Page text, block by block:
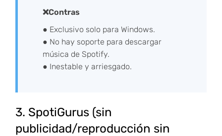
❌Contras
● Exclusivo solo para Windows.
● No hay soporte para descargar
música de Spotify.
● Inestable y arriesgado.
3. SpotiGurus (sin
publicidad/reproducción sin